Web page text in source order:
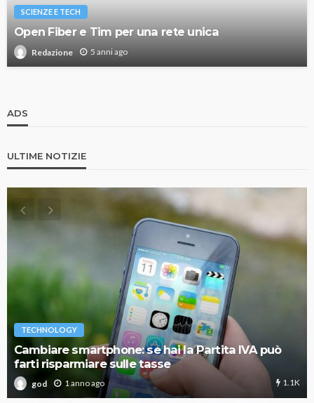
SCIENZE E TECH
Open Fiber e Tim per una rete unica
Redazione 5 anni ago
ADS
ULTIME NOTIZIE
TECHNOLOGY
Cambiare smartphone: se hai la Partita IVA può
farti risparmiare sulle tasse
god 1 anno ago 1.1K